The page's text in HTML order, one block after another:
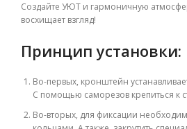
Создайте УЮТ и гармоничную
восхищает взгляд!
Принцип установки:
Во-первых, кронштейн
С помощью саморезов крепиться к
Во-вторых, для фиксации